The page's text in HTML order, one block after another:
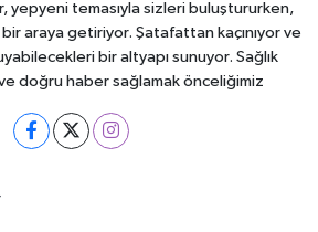
yepyeni temasıyla sizleri buluştururken,
araya getiriyor. Şatafattan kaçınıyor ve
bir altyapı sunuyor. Sağlık
ve doğru haber sağlamak önceliğimiz